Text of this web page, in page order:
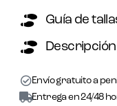
Guía de
Descripción
Envío gratuito a
Entrega en 24/48